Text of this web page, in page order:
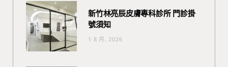
新竹林亮辰皮膚專科診所 門診掛
號須知
1 8 月, 2026